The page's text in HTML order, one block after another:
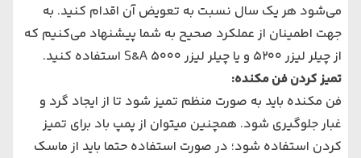
می‌شود هر یک سال نسبت به تعویض آن اقدام کنید. به
جهت اطمینان از عملکرد صحیح به شما پیشنهاد می‌کنیم که
از چیلر لیزر ۵۲۰۰ و یا چیلر لیزر ۵۰۰۰ S&A استفاده کنید.
تمیز کردن فن مکنده:
فن مکنده باید به صورت منظم تمیز شود تا از ایجاد گرد و
غبار جلوگیری شود. همچنین میتوان از پمپ باد برای تمیز
کردن استفاده شود؛ در صورت استفاده حتما باید از ماسک